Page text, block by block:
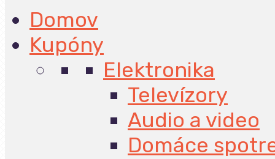
Domov
Kupóny
Elektronika
Televízory
Audio a video
Domáce